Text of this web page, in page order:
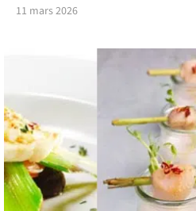
11 mars 2026